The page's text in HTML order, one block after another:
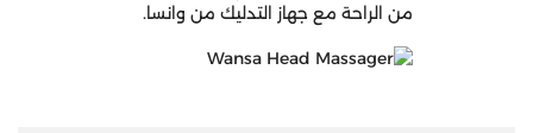
من الراحة مع جهاز التدليك من وانسا.